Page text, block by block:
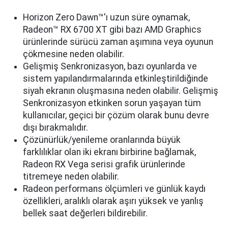
Horizon Zero Dawn™'ı uzun süre oynamak,
Radeon™ RX 6700 XT gibi bazı AMD Graphics
ürünlerinde sürücü zaman aşımına veya oyunun
çökmesine neden olabilir.
Gelişmiş Senkronizasyon, bazı oyunlarda ve
sistem yapılandırmalarında etkinleştirildiğinde
siyah ekranın oluşmasına neden olabilir. Gelişmiş
Senkronizasyon etkinken sorun yaşayan tüm
kullanıcılar, geçici bir çözüm olarak bunu devre
dışı bırakmalıdır.
Çözünürlük/yenileme oranlarında büyük
farklılıklar olan iki ekranı birbirine bağlamak,
Radeon RX Vega serisi grafik ürünlerinde
titremeye neden olabilir.
Radeon performans ölçümleri ve günlük kaydı
özellikleri, aralıklı olarak aşırı yüksek ve yanlış
bellek saat değerleri bildirebilir.